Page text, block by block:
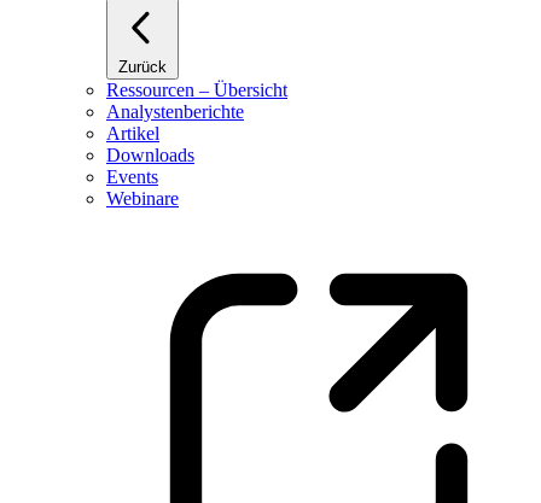
Zurück
Ressourcen – Übersicht
Analystenberichte
Artikel
Downloads
Events
Webinare